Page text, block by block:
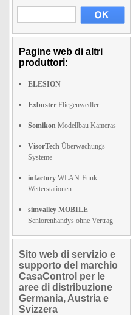
Pagine web di altri
produttori:
ELESION
Exbuster Fliegenwedler
Somikon Modellbau Kameras
VisorTech Überwachungs-
Systeme
infactory WLAN-Funk-
Wetterstationen
simvalley MOBILE
Seniorenhandys ohne Vertrag
Sito web di servizio e
supporto del marchio
CasaControl per le
aree di distribuzione
Germania, Austria e
Svizzera